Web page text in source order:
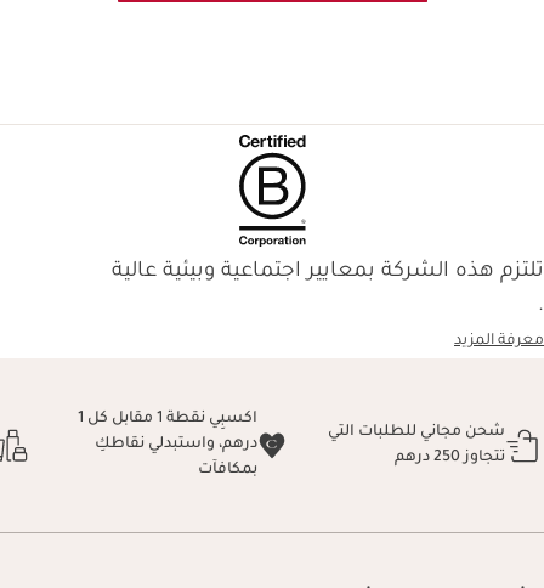
تلتزم هذه الشركة بمعايير اجتماعية وبيئية عالية
.
معرفة المزيد
شحن مجاني للطلبات التي
تتجاوز 250 درهم
اكسبِي نقطة 1 مقابل كل 1
درهم، واستبدلي نقاطكِ
بمكافآت